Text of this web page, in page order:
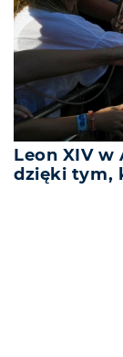
Leon XIV w
dzięki tym,